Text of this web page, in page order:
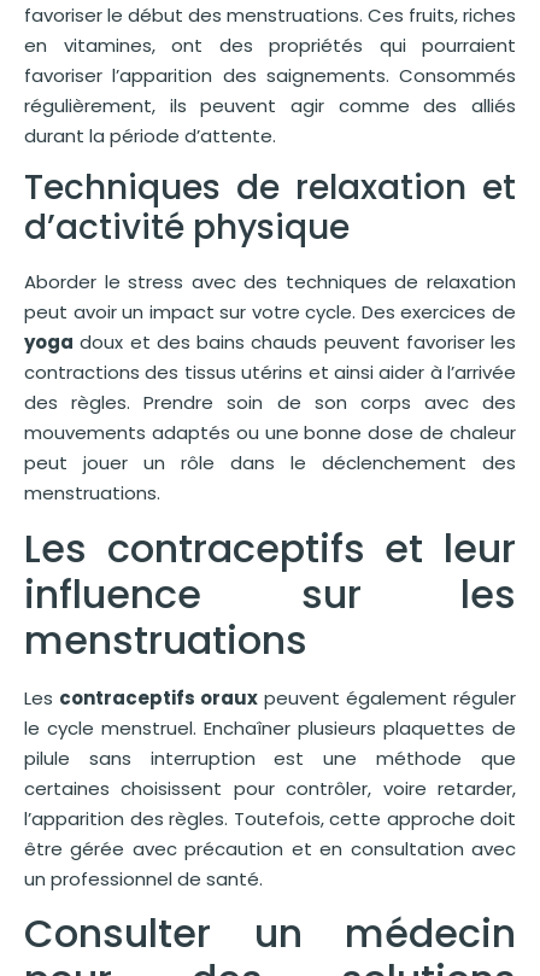
favoriser le début des menstruations. Ces fruits, riches
en vitamines, ont des propriétés qui pourraient
favoriser l’apparition des saignements. Consommés
régulièrement, ils peuvent agir comme des alliés
durant la période d’attente.
Techniques de relaxation et
d’activité physique
Aborder le stress avec des techniques de relaxation
peut avoir un impact sur votre cycle. Des exercices de
yoga doux et des bains chauds peuvent favoriser les
contractions des tissus utérins et ainsi aider à l’arrivée
des règles. Prendre soin de son corps avec des
mouvements adaptés ou une bonne dose de chaleur
peut jouer un rôle dans le déclenchement des
menstruations.
Les contraceptifs et leur
influence sur les
menstruations
Les contraceptifs oraux peuvent également réguler
le cycle menstruel. Enchaîner plusieurs plaquettes de
pilule sans interruption est une méthode que
certaines choisissent pour contrôler, voire retarder,
l’apparition des règles. Toutefois, cette approche doit
être gérée avec précaution et en consultation avec
un professionnel de santé.
Consulter un médecin